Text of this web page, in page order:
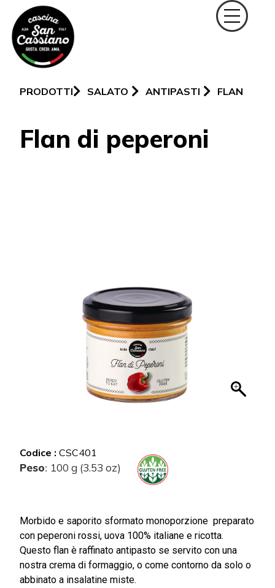
PRODOTTI SALATO ANTIPASTI FLAN
Flan di peperoni
Codice : CSC401
Peso: 100 g (3.53 oz)
Morbido e saporito sformato monoporzione preparato
con peperoni rossi, uova 100% italiane e ricotta.
Questo flan è raffinato antipasto se servito con una
nostra crema di formaggio, o come contorno da solo o
abbinato a insalatine miste.